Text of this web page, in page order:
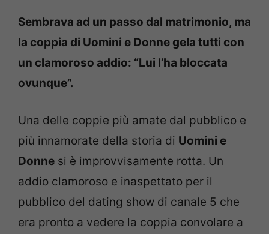
Sembrava ad un passo dal matrimonio, ma
la coppia di Uomini e Donne gela tutti con
un clamoroso addio: “Lui l’ha bloccata
ovunque”.
Una delle coppie più amate dal pubblico e
più innamorate della storia di Uomini e
Donne si è improvvisamente rotta. Un
addio clamoroso e inaspettato per il
pubblico del dating show di canale 5 che
era pronto a vedere la coppia convolare a